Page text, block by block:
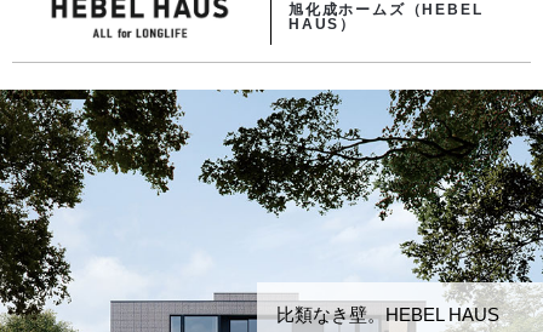
旭化成ホームズ（HEBEL
HAUS）
比類なき壁。HEBEL HAUS